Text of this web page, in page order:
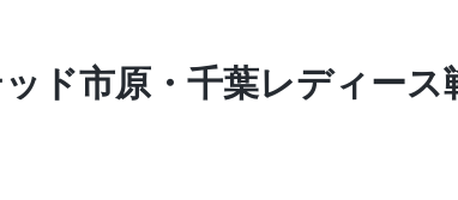
ド市原・千葉レディー